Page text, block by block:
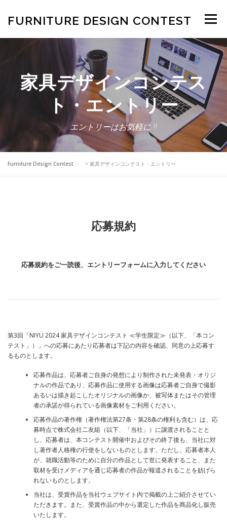
FURNITURE DESIGN CONTEST メニュー
テーマ FDC賞のご案内 審査の流れ
2024 受賞7作品 ニュース
家具デザインコンテス
ト・エントリー
エントリーはお気軽に !!
Furniture Design Contest > 家具デザインコンテスト・エントリー
応募規約
応募規約をご一読後、エントリーフォームに入力してください
第3回「NIYU 2024 家具デザインコンテスト ≪学生限定≫（以下、「本コン
テスト」）」への応募にあたり応募者は下記の内容を確認、同意の上応募す
るものとします。
応募作品は、応募者ご自身の発想により制作された未発表・オリジ
ナルの作品であり、応募作品に使用する画像は応募者ご自身で撮影
あるいは描き起こしたオリジナルの画像か、被写体またはその管理
者の承諾が得られている画像素材をご利用ください。
応募作品の著作権（著作権法第27条・第28条の権利も含む）は、応
募時点で株式会社二友組（以下、「当社」）に譲渡されることと
し、応募者は、本コンテスト開催中およびその終了後も、当社に対
し著作者人格権の行使をしないものとします。ただし、応募者本人
が、就職活動等のために自分の作品として世に発表すること、また
取材を受けメディアを通じ応募者の作品が報道されることを妨げら
れないものとします。
当社は、受賞作品を当社ウェブサイト内で掲載の上ご紹介させてい
ただきます。また、受賞作品の中から選定した作品を商品化し販売
いたします。